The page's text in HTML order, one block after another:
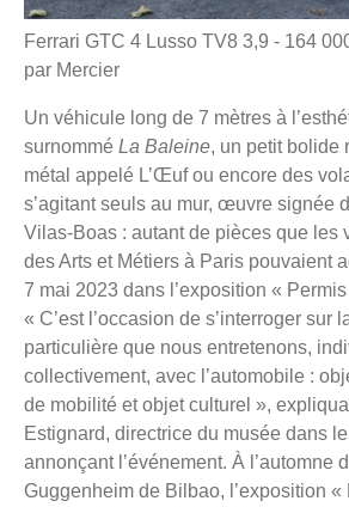
Ferrari GTC 4 Lusso TV8 3,9 - 164
par Mercier
Un véhicule long de 7 mètres à
surnommé La Baleine, un petit bolide
métal appelé L’Œuf ou encore des
s’agitant seuls au mur, œuvre signée
Vilas-Boas : autant de pièces que les
des Arts et Métiers à Paris pouvaient
7 mai 2023 dans l’exposition «
« C’est l’occasion de s’interroger sur
particulière que nous entretenons,
collectivement, avec l’automobile :
de mobilité et objet culturel »,
Estignard, directrice du musée dans
annonçant l’événement. À l’automne
Guggenheim de Bilbao, l’exposition «